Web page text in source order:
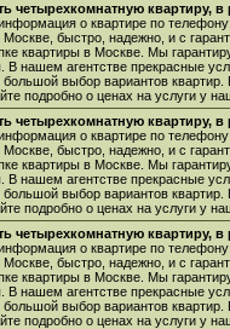
четырехкомнатную квартиру,
о квартире по
Москве, быстро, надежно, и с
квартиры в Москве. Мы
В нашем агентстве прекрасные
большой выбор вариантов
подробно о ценах на услуги у
четырехкомнатную квартиру,
о квартире по
Москве, быстро, надежно, и с
квартиры в Москве. Мы
В нашем агентстве прекрасные
большой выбор вариантов
подробно о ценах на услуги у
четырехкомнатную квартиру, в
о квартире по
Москве, быстро, надежно, и с
квартиры в Москве. Мы
В нашем агентстве прекрасные
большой выбор вариантов
подробно о ценах на услуги у